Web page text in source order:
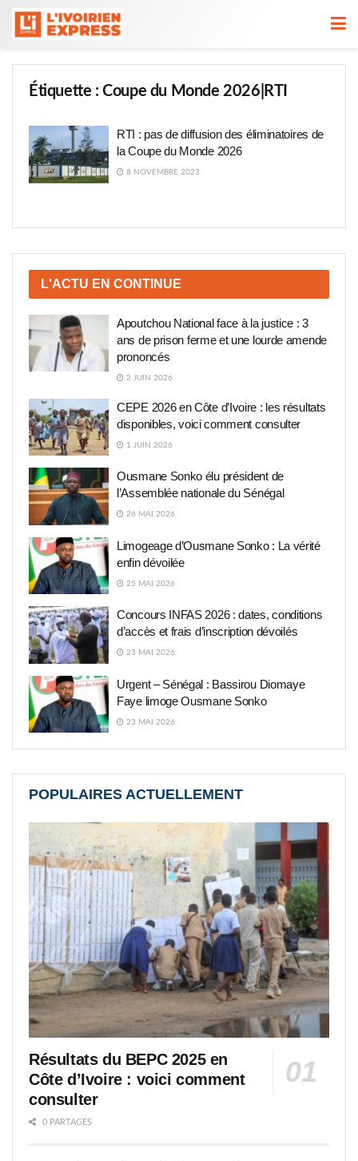
Étiquette :Coupe du Monde 2026|RTI
RTI : pas de diffusion des éliminatoires de
la Coupe du Monde 2026
8 NOVEMBRE 2023
L'ACTU EN CONTINUE
Apoutchou National face à la justice : 3
ans de prison ferme et une lourde amende
prononcés
2 JUIN 2026
CEPE 2026 en Côte d’Ivoire : les résultats
disponibles, voici comment consulter
1 JUIN 2026
Ousmane Sonko élu président de
l’Assemblée nationale du Sénégal
26 MAI 2026
Limogeage d’Ousmane Sonko : La vérité
enfin dévoilée
25 MAI 2026
Concours INFAS 2026 : dates, conditions
d’accès et frais d’inscription dévoilés
23 MAI 2026
Urgent – Sénégal : Bassirou Diomaye
Faye limoge Ousmane Sonko
23 MAI 2026
POPULAIRES ACTUELLEMENT
Résultats du BEPC 2025 en
Côte d’Ivoire : voici comment
consulter
0 PARTAGES